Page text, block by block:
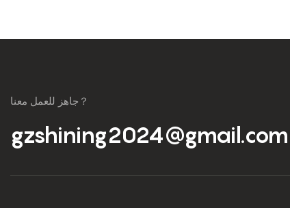
جاهز للعمل معنا？
gzshining2024@gmail.com